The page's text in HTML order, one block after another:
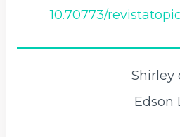
10.70773/
Shirley
Edson